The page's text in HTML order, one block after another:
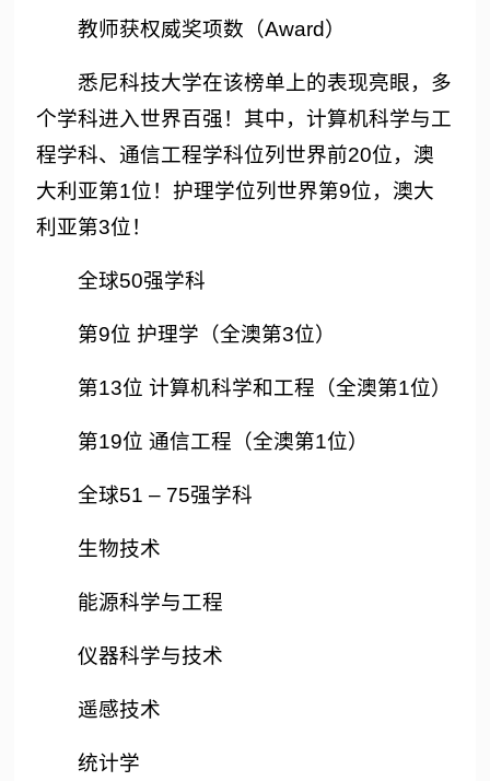
教师获权威奖项数（Award）
悉尼科技大学在该榜单上的表现亮眼，多
个学科进入世界百强！其中，计算机科学与工
程学科、通信工程学科位列世界前20位，澳
大利亚第1位！护理学位列世界第9位，澳大
利亚第3位！
全球50强学科
第9位 护理学（全澳第3位）
第13位 计算机科学和工程（全澳第1位）
第19位 通信工程（全澳第1位）
全球51 – 75强学科
生物技术
能源科学与工程
仪器科学与技术
遥感技术
统计学